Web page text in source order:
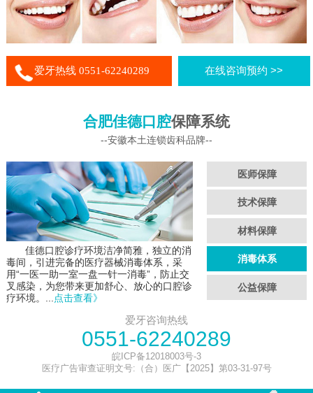
爱牙热线 0551-62240289 在线咨询预约 >>
合肥佳德口腔保障系统
--安徽本土连锁齿科品牌--
医师保障
技术保障
材料保障
消毒体系
公益保障
佳德口腔诊疗环境洁净简雅，独立的消
毒间，引进完备的医疗器械消毒体系，采
用“一医一助一室一盘一针一消毒”，防止交
叉感染，为您带来更加舒心、放心的口腔诊
疗环境。...点击查看》
爱牙咨询热线
0551-62240289
皖ICP备12018003号-3
医疗广告审查证明文号:（合）医广【2025】第03-31-97号